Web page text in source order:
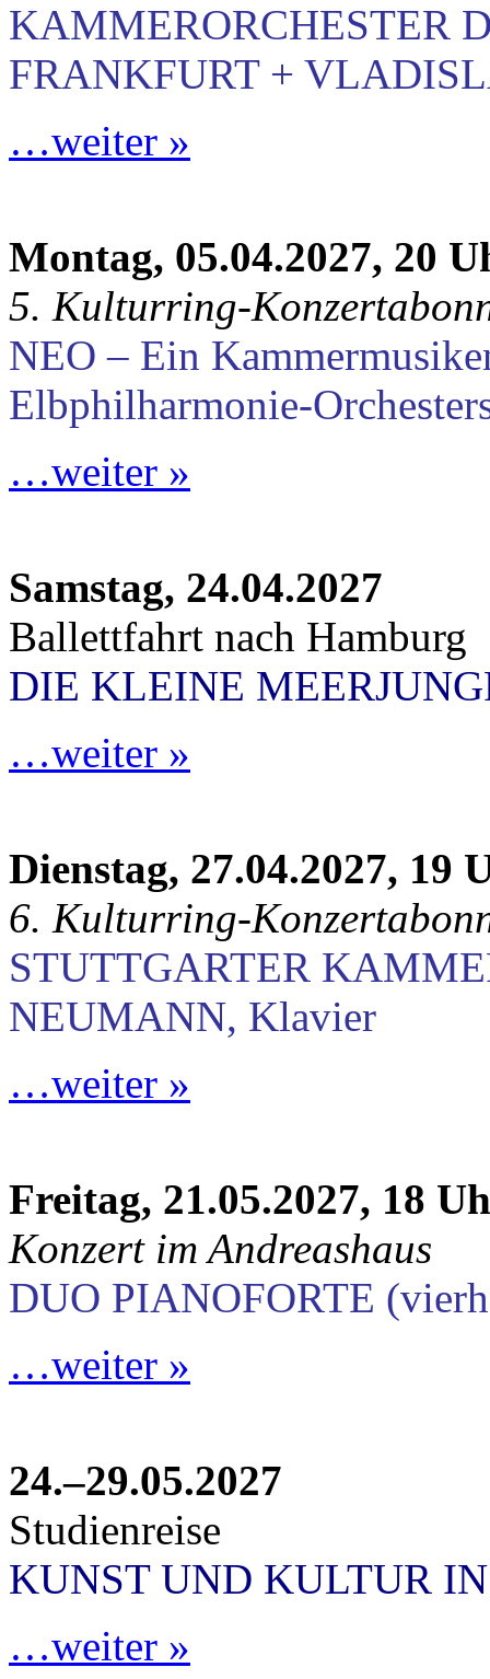
KAMMERORCHESTER
FRANKFURT +
…weiter »
Montag, 05.04.2027, 20
5. Kulturring-
NEO – Ein
Elbphilharmonie-
…weiter »
Samstag, 24.04.2027
Ballettfahrt nach Hamburg
DIE KLEINE
…weiter »
Dienstag, 27.04.2027, 19
6. Kulturring-
STUTTGARTER
NEUMANN, Klavier
…weiter »
Freitag, 21.05.2027, 18
Konzert im Andreashaus
DUO PIANOFORTE
…weiter »
24.–29.05.2027
Studienreise
KUNST UND KULTUR
…weiter »